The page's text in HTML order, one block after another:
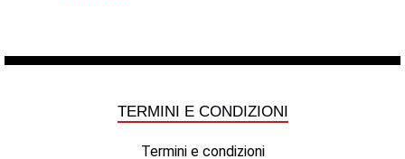
TERMINI E CONDIZIONI
Termini e condizioni